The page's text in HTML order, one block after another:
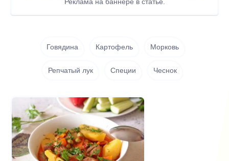
Говядина Картофель Морковь
Репчатый лук Специи Чеснок